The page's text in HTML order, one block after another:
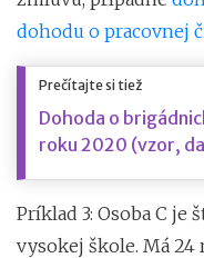
dohodu o pracovnej
Prečítajte si tiež
Dohoda o
roku 2020 (vzor,
Príklad 3: Osoba C
vysokej škole. Má 24